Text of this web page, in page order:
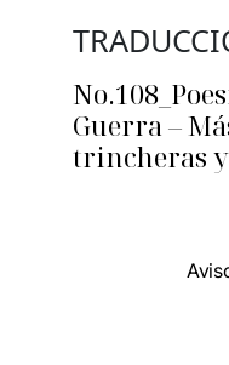
Guerra –
trincheras